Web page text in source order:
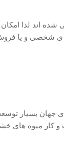
شده اند لذا
ی شخصی و یا
بسیار توسعه
و کار میوه های